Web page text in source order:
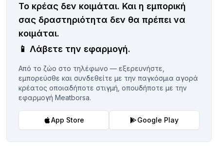
Το κρέας δεν κοιμάται. Και η εμπορική
σας δραστηριότητα δεν θα πρέπει να
κοιμάται.
📱Λάβετε την εφαρμογή.
Από το ζώο στο τηλέφωνο — εξερευνήστε,
εμπορεύσθε και συνδεθείτε με την παγκόσμια αγορά
κρέατος οποιαδήποτε στιγμή, οπουδήποτε με την
εφαρμογή Meatborsa.
App Store Google Play